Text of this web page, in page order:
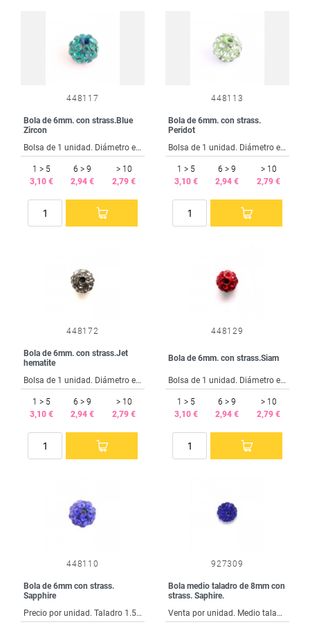
448117
Bola de 6mm. con strass.Blue
Zircon
Bolsa de 1 unidad. Diámetro exterior 6 mm. Taladro interior 1.5 mm.
1 > 5
3,10 €
6 > 9
2,94 €
> 10
2,79 €
448113
Bola de 6mm. con strass.
Peridot
Bolsa de 1 unidad. Diámetro exterior 6 mm. Taladro interior 1.5 mm.
1 > 5
3,10 €
6 > 9
2,94 €
> 10
2,79 €
448172
Bola de 6mm. con strass.Jet
hematite
Bolsa de 1 unidad. Diámetro exterior 6 mm. Taladro interior 1.5 mm.
1 > 5
3,10 €
6 > 9
2,94 €
> 10
2,79 €
448129
Bola de 6mm. con strass.Siam
Bolsa de 1 unidad. Diámetro exterior 6 mm. Taladro interior 1.5 mm.
1 > 5
3,10 €
6 > 9
2,94 €
> 10
2,79 €
448110
Bola de 6mm con strass.
Sapphire
Precio por unidad. Taladro 1.5mm.
927309
Bola medio taladro de 8mm con
strass. Saphire.
Venta por unidad. Medio taladro de 1,5mm.